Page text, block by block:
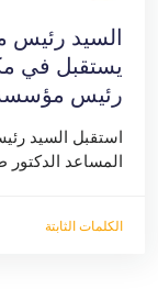
السيد رئيس
يستقبل في
رئيس مؤسسة
استقبل السيد رئيس مجلس إدارة جامعة الكوت، الأستاذ
المساعد
الكلمات الثابتة